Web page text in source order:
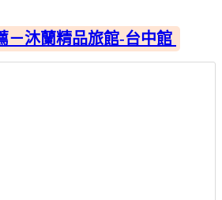
－沐蘭精品旅館-台中館